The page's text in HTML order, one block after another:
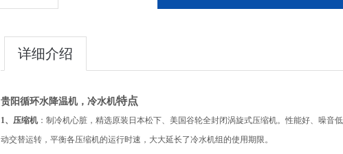
详细介绍
贵阳循环水降温机，冷水机特点
1、压缩机：制冷机心脏， 精选原装日本松下、美国谷轮全封闭涡旋式压缩机。性能好、噪音
动交替运转，平衡各压缩机的运行时速，大大延长了冷水机组的使用期限。